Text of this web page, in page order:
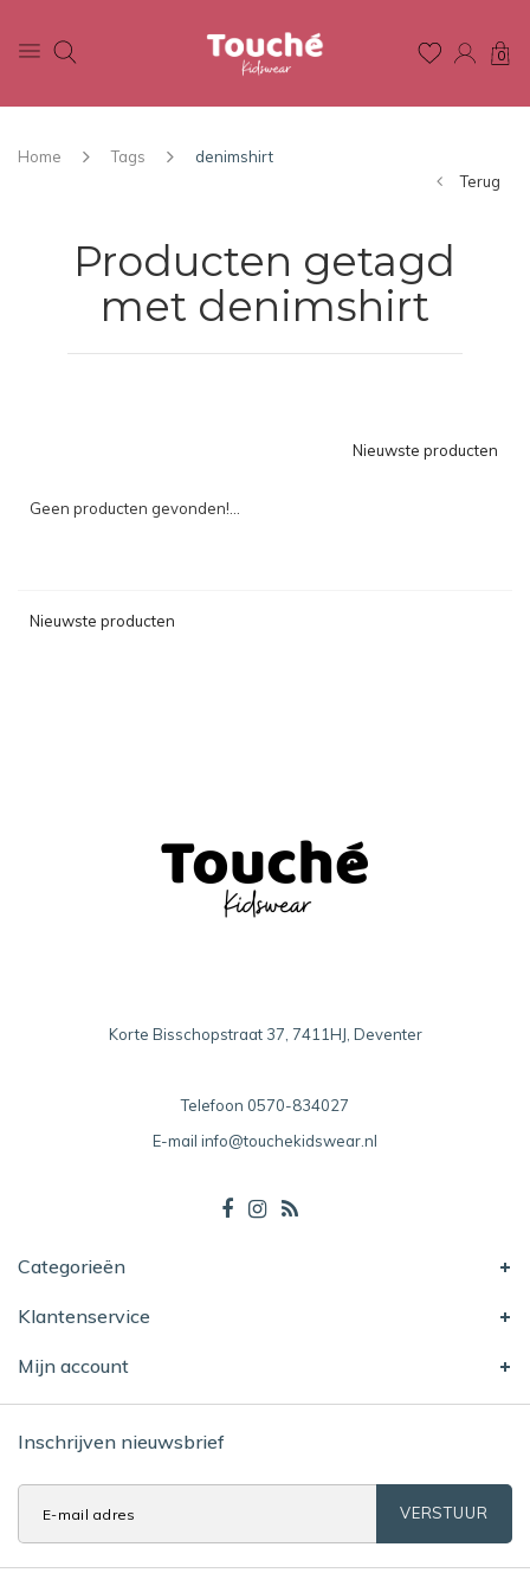
0
Home Tags
denimshirt
Terug
Producten getagd
met denimshirt
Nieuwste producten
Geen producten gevonden!...
Nieuwste producten
Korte Bisschopstraat 37, 7411HJ, Deventer
Telefoon 0570-834027
E-mail info@touchekidswear.nl
Categorieën
Klantenservice
Mijn account
Inschrijven nieuwsbrief
VERSTUUR